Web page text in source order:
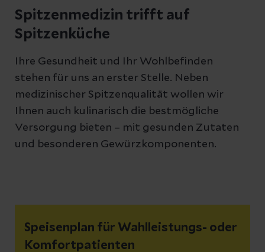
Spitzenmedizin trifft auf
Spitzenküche
Ihre Gesundheit und Ihr Wohlbefinden
stehen für uns an erster Stelle. Neben
medizinischer Spitzenqualität wollen wir
Ihnen auch kulinarisch die bestmögliche
Versorgung bieten – mit gesunden Zutaten
und besonderen Gewürzkomponenten.
Speisenplan für Wahlleistungs- oder
Komfortpatienten